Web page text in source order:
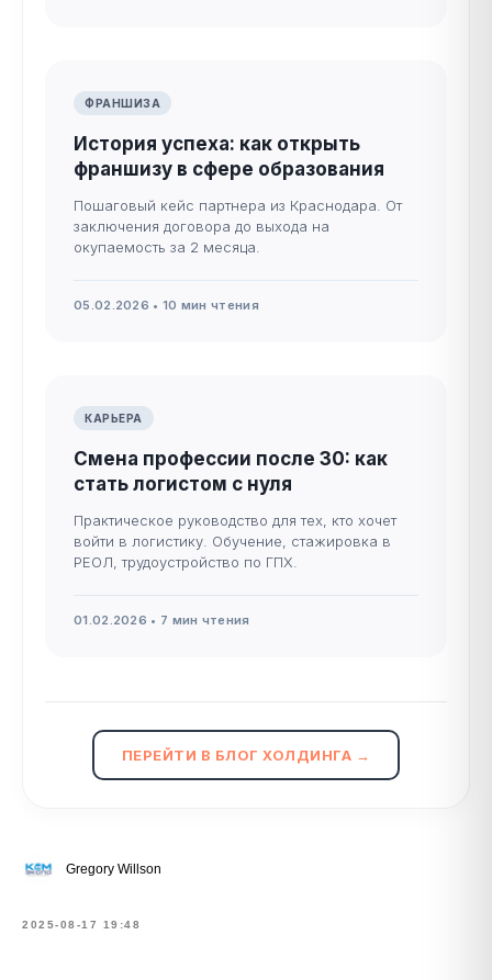
ФРАНШИЗА
История успеха: как открыть
франшизу в сфере образования
Пошаговый кейс партнера из Краснодара. От
заключения договора до выхода на
окупаемость за 2 месяца.
05.02.2026 • 10 мин чтения
КАРЬЕРА
Смена профессии после 30: как
стать логистом с нуля
Практическое руководство для тех, кто хочет
войти в логистику. Обучение, стажировка в
РЕОЛ, трудоустройство по ГПХ.
01.02.2026 • 7 мин чтения
ПЕРЕЙТИ В БЛОГ ХОЛДИНГА →
Gregory Willson
2025-08-17 19:48